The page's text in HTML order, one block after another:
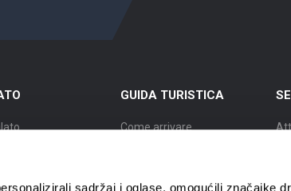
sadržaj i oglase, omogućili značajke
Spalato
GUIDA TURISTICA
Come arrivare
Muoversi a Spalato